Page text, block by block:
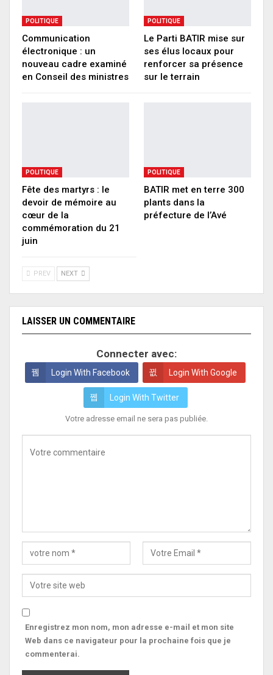
POLITIQUE
Communication
électronique : un
nouveau cadre examiné
en Conseil des ministres
POLITIQUE
Le Parti BATIR mise sur
ses élus locaux pour
renforcer sa présence
sur le terrain
POLITIQUE
Fête des martyrs : le
devoir de mémoire au
cœur de la
commémoration du 21
juin
POLITIQUE
BATIR met en terre 300
plants dans la
préfecture de l’Avé
PREV NEXT
LAISSER UN COMMENTAIRE
Connecter avec:
Login With Facebook Login With Google
Login With Twitter
Votre adresse email ne sera pas publiée.
Enregistrez mon nom, mon adresse e-mail et mon site
Web dans ce navigateur pour la prochaine fois que je
commenterai.